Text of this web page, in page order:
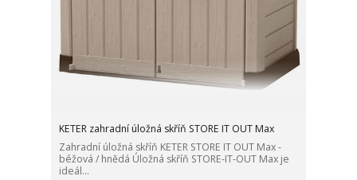
KETER zahradní úložná skříň STORE IT OUT Max
Zahradní úložná skříň KETER STORE IT OUT Max -
béžová / hnědá Úložná skříň STORE-IT-OUT Max je
ideál...